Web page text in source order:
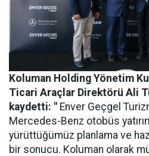
Koluman Holding Yönetim
Ticari Araçlar Direktörü Ali
kaydetti: " Enver Geçgel
Mercedes-Benz otobüs
yürüttüğümüz planlama ve
bir sonucu. Koluman olarak